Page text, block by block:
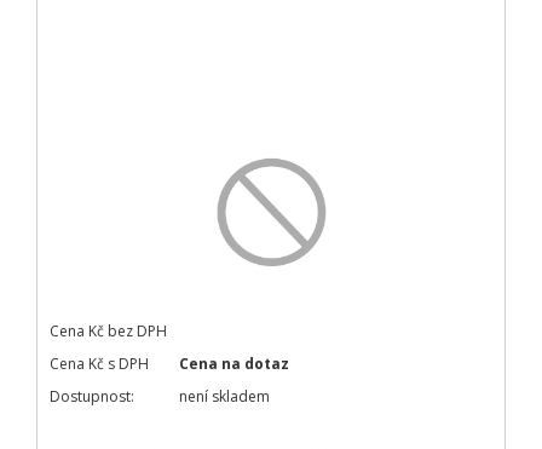
Cena Kč bez DPH
Cena Kč s DPH
Cena na dotaz
Dostupnost:
není skladem